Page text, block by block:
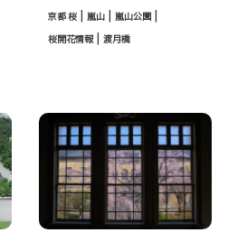
京都 桜 | 嵐山 | 嵐山公園 |
桜開花情報 | 渡月橋